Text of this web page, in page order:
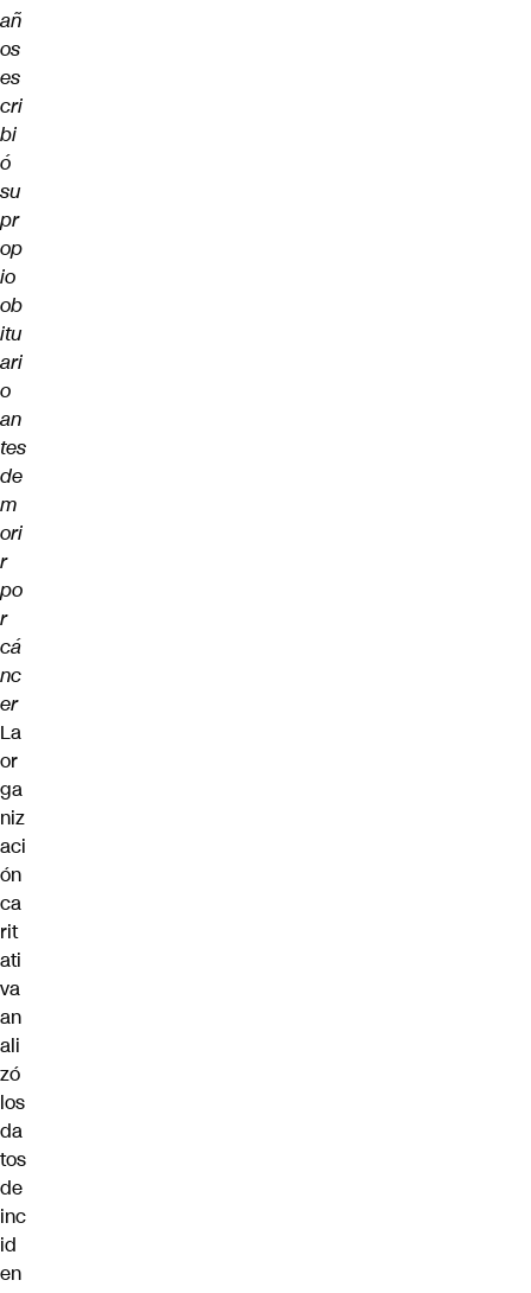
añ
os
es
cri
bi
ó
su
pr
op
io
ob
itu
ari
o
an
tes
de
m
ori
r
po
r
cá
nc
er
La
or
ga
niz
aci
ón
ca
rit
ati
va
an
ali
zó
los
da
tos
de
inc
id
en